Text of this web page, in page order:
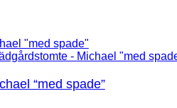
“med spade”